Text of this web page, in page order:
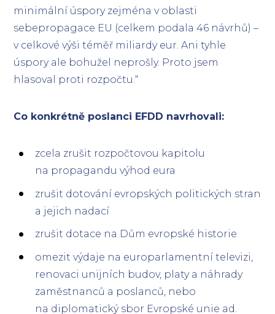
minimální úspory zejména v oblasti
sebepropagace EU (celkem podala 46 návrhů) –
v celkové výši téměř miliardy eur. Ani tyhle
úspory ale bohužel neprošly. Proto jsem
hlasoval proti rozpočtu.“
Co konkrétně poslanci EFDD navrhovali:
zcela zrušit rozpočtovou kapitolu
na propagandu výhod eura
zrušit dotování evropských politických stran
a jejich nadací
zrušit dotace na Dům evropské historie
omezit výdaje na europarlamentní televizi,
renovaci unijních budov, platy a náhrady
zaměstnanců a poslanců, nebo
na diplomatický sbor Evropské unie ad.